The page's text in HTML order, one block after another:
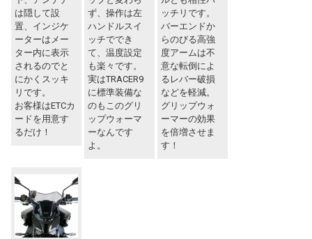
は隠して設
置、インジケ
ーターはメー
ター内に表示
されるのでと
にかくスッキ
リです。
お客様はETCカ
ードを用意す
るだけ！
ず、操作は左
ハンドルスイ
ッチででき
て、温度設定
も楽々です。
実はTRACER9
に標準装備な
のもこのグリ
ップウォーマ
ーなんです
よ。
ッチリです。
バーエンドか
らのびる高強
度アームは不
意な転倒によ
るレバー破損
などを軽減。
グリップウォ
ーマーの効果
を倍増させま
す！